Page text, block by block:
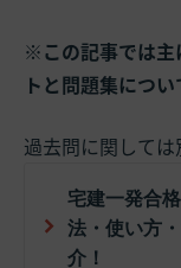
※この記事では主
トと問題集につい
過去問に関して
宅建一発合
法・使い方
介！